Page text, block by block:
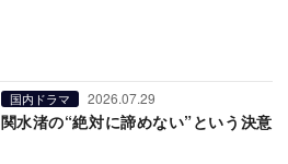
国内ドラマ 2026.07.29
関水渚の“絶対に諦めない”という決意